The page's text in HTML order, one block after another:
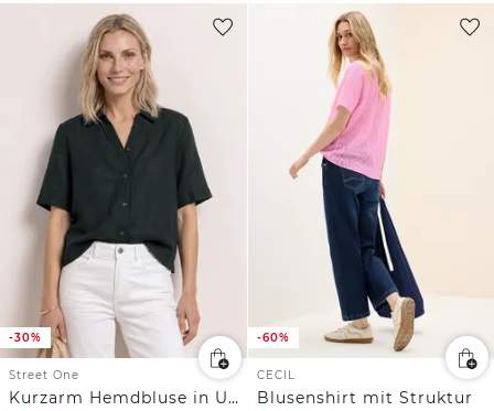
-30%
Street One
Kurzarm Hemdbluse in Unifarbe
-60%
CECIL
Blusenshirt mit Struktur